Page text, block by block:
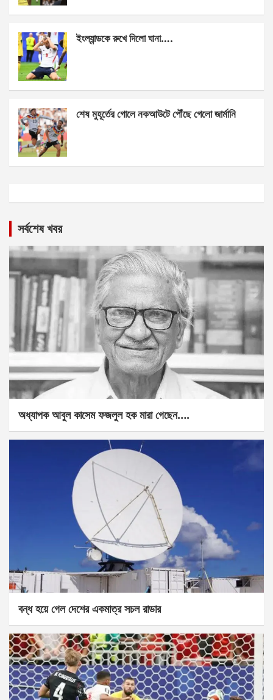
ইংল্যান্ডকে রুখে দিলো ঘানা….
শেষ মুহূর্তের গোলে নকআউটে পৌঁছে গেলো জার্মানি
সর্বশেষ খবর
অধ্যাপক আবুল কাসেম ফজলুল হক মারা গেছেন….
বন্ধ হয়ে গেল দেশের একমাত্র সচল রাডার